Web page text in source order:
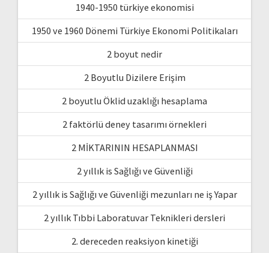
1940-1950 türkiye ekonomisi
1950 ve 1960 Dönemi Türkiye Ekonomi Politikaları
2 boyut nedir
2 Boyutlu Dizilere Erişim
2 boyutlu Öklid uzaklığı hesaplama
2 faktörlü deney tasarımı örnekleri
2 MİKTARININ HESAPLANMASI
2 yıllık is Sağlığı ve Güvenliği
2 yıllık is Sağlığı ve Güvenliği mezunları ne iş Yapar
2 yıllık Tıbbi Laboratuvar Teknikleri dersleri
2. dereceden reaksiyon kinetiği